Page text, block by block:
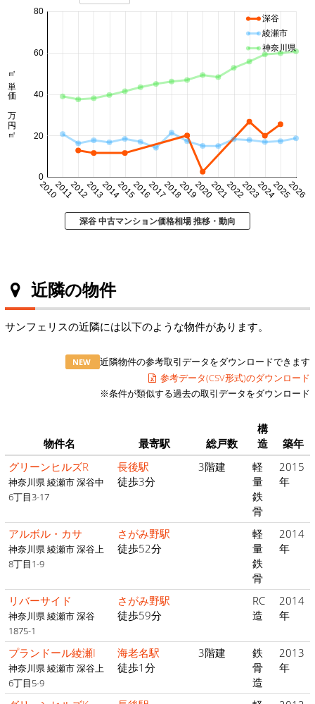
20102011201220132014201520162017201820192020202120222023202420252026
0
20
40
60
80
㎡単価 万円/㎡
深谷
綾瀬市
神奈川県
深谷 中古マンション価格相場 推移・動向
近隣の物件
サンフェリスの近隣には以下のような物件があります。
NEW
近隣物件の参考取引データをダウンロードできます
参考データ(CSV形式)のダウンロード
※条件が類似する過去の取引データをダウンロード
物件名 最寄駅 総戸数
構
造
築年
グリーンヒルズR
神奈川県 綾瀬市 深谷中
6丁目3-17
長後駅
徒歩3分
3階建
軽
量
鉄
骨
2015
年
アルボル・カサ
神奈川県 綾瀬市 深谷上
8丁目1-9
さがみ野駅
徒歩52分
軽
量
鉄
骨
2014
年
リバーサイド
神奈川県 綾瀬市 深谷
1875-1
さがみ野駅
徒歩59分
RC
造
2014
年
プランドール綾瀬I
神奈川県 綾瀬市 深谷上
6丁目5-9
海老名駅
徒歩1分
3階建
鉄
骨
造
2013
年